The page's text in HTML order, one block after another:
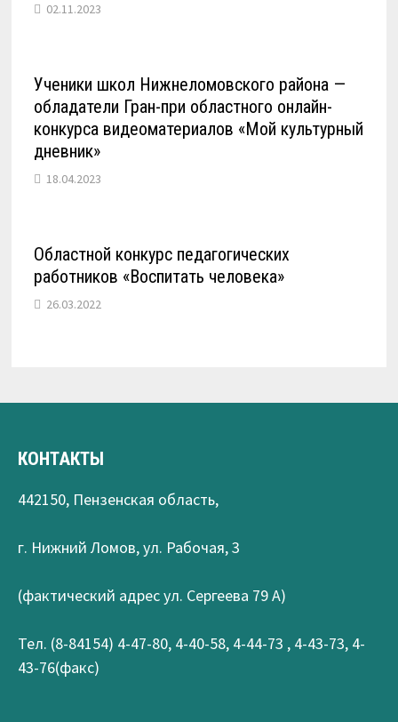
02.11.2023
Ученики школ Нижнеломовского района —
обладатели Гран-при областного онлайн-
конкурса видеоматериалов «Мой культурный
дневник»
18.04.2023
Областной конкурс педагогических
работников «Воспитать человека»
26.03.2022
КОНТАКТЫ
442150, Пензенская область,
г. Нижний Ломов, ул. Рабочая, 3
(фактический адрес ул. Сергеева 79 А)
Тел. (8-84154) 4-47-80, 4-40-58, 4-44-73 , 4-43-73, 4-
43-76(факс)